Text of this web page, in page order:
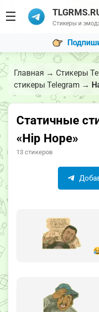
☰ Стикеры и
Главная → Стикеры
стикеры Telegram →
Статичные
«Hip Hope»
13 стикеров